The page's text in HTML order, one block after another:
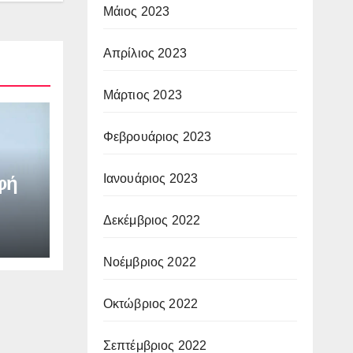
Μάιος 2023
Απρίλιος 2023
Μάρτιος 2023
Φεβρουάριος 2023
Ιανουάριος 2023
Δεκέμβριος 2022
Νοέμβριος 2022
Οκτώβριος 2022
Σεπτέμβριος 2022